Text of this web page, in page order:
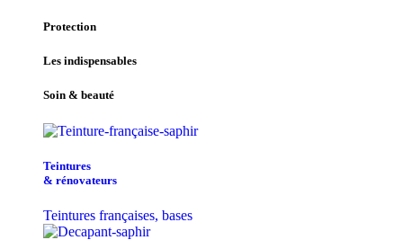
Protection
Les indispensables
Soin & beauté
Teintu​res
& r​é​novateurs
Teintures françaises, bases